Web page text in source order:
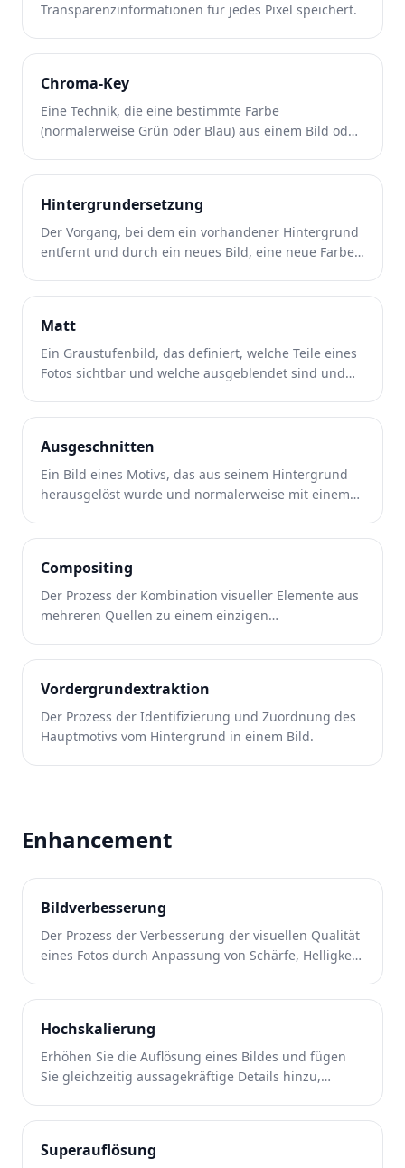
Transparenzinformationen für jedes Pixel speichert.
Chroma-Key
Eine Technik, die eine bestimmte Farbe
(normalerweise Grün oder Blau) aus einem Bild oder
Hintergrund zu ersetzen.
Hintergrundersetzung
Der Vorgang, bei dem ein vorhandener Hintergrund
entfernt und durch ein neues Bild, eine neue Farbe
Matt
Ein Graustufenbild, das definiert, welche Teile eines
Fotos sichtbar und welche ausgeblendet sind und
Ausgeschnitten
Ein Bild eines Motivs, das aus seinem Hintergrund
herausgelöst wurde und normalerweise mit einem
Compositing
Der Prozess der Kombination visueller Elemente aus
mehreren Quellen zu einem einzigen
Vordergrundextraktion
Der Prozess der Identifizierung und Zuordnung des
Hauptmotivs vom Hintergrund in einem Bild.
Enhancement
Bildverbesserung
Der Prozess der Verbesserung der visuellen Qualität
eines Fotos durch Anpassung von Schärfe, Helligkeit,
Hochskalierung
Erhöhen Sie die Auflösung eines Bildes und fügen
Sie gleichzeitig aussagekräftige Details hinzu,
Superauflösung